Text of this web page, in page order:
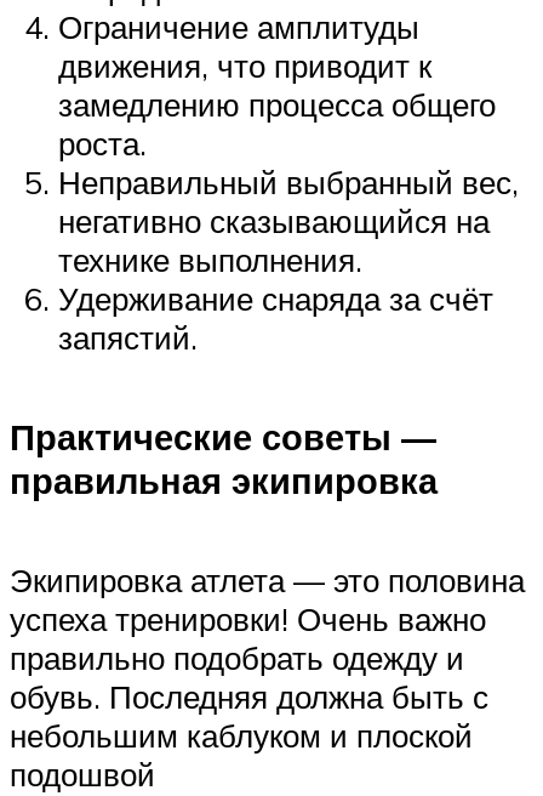
Ограничение амплитуды
движения, что приводит к
замедлению процесса общего
роста.
Неправильный выбранный вес,
негативно сказывающийся на
технике выполнения.
Удерживание снаряда за счёт
запястий.
Практические советы —
правильная экипировка
Экипировка атлета — это половина
успеха тренировки! Очень важно
правильно подобрать одежду и
обувь. Последняя должна быть с
небольшим каблуком и плоской
подошвой